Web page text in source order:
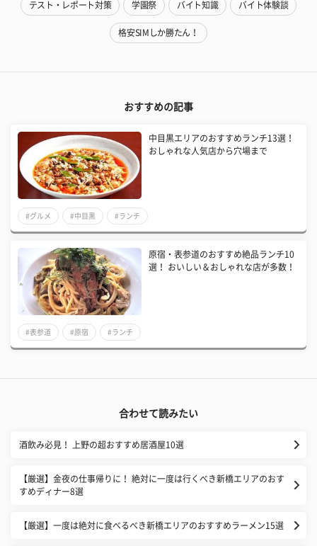
テスト・レポート対策 学園祭 バイト知識 バイト体験談
格安SIMしか勝たん！
おすすめの記事
中目黒エリアのおすすめランチ13選！
おしゃれな人気店から穴場まで
#グルメ #中目黒 #ランチ
原宿・表参道のおすすめ絶品ランチ10
選！ おいしい＆おしゃれな店が多数！
#表参道 #原宿 #ランチ
合わせて読みたい
酒飲み必見！ 上野の超おすすめ居酒屋10選
【厳選】金夜の仕事帰りに！ 絶対に一度は行くべき新橋エリアのおす
すめディナー8選
【厳選】一度は絶対に食べるべき新橋エリアのおすすめラーメン15選